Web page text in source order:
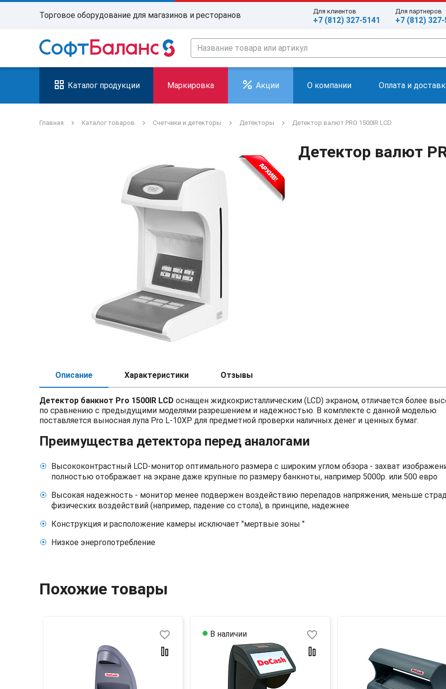
Торговое оборудование для магазинов и ресторанов Для клиентов
+7 (812) 327-5141
Для партнеров
+7 (812)
Каталог продукции Маркировка Акции О компании Оплата и
Главная Каталог товаров Счетчики и детекторы Детекторы Детектор валют PRO 1500IR LCD
Детектор валют
Описание Характеристики Отзывы
Детектор банкнот Pro 1500IR LCD оснащен жидкокристаллическим (LCD) экраном, отличается более
по сравнению с предыдущими моделями разрешением и надежностью. В комплекте с данной моделью
поставляется выносная лупа Pro L-10XP для предметной проверки наличных денег и ценных бумаг.
Преимущества детектора перед аналогами
Высококонтрастный LCD-монитор оптимального размера с широким углом обзора - захват
полностью отображает на экране даже крупные по размеру банкноты, например 5000р. или 500 евро
Высокая надежность - монитор менее подвержен воздействию перепадов напряжения, меньше
физических воздействий (например, падение со стола), в принципе, надежнее
Конструкция и расположение камеры исключает "мертвые зоны "
Низкое энергопотребление
Похожие товары
favorite_border favorite_border
В наличии